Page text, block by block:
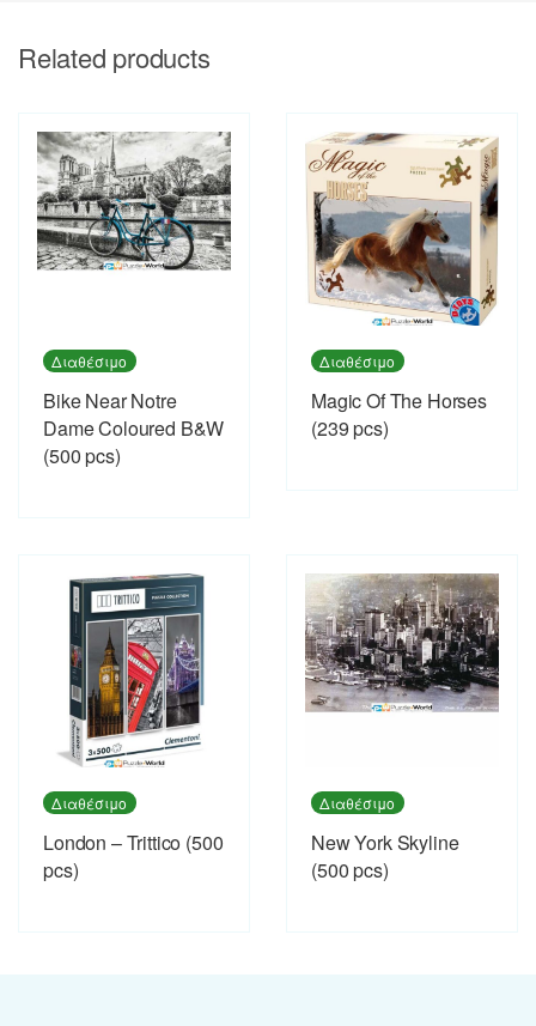
Related products
Διαθέσιμο
Bike Near Notre
Dame Coloured B&W
(500 pcs)
Διαθέσιμο
Magic Of The Horses
(239 pcs)
Διαθέσιμο
London – Trittico (500
pcs)
Διαθέσιμο
New York Skyline
(500 pcs)